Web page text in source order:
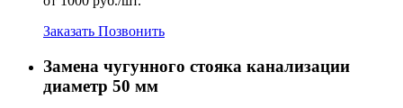
Заказать Позвонить
Замена чугунного стояка канализации
диаметр 50 мм